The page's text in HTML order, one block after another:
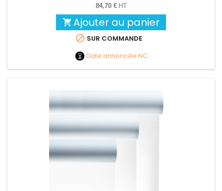
84,70 € HT
 Ajouter au panier
 SUR COMMANDE
Date annoncée NC